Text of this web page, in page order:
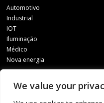
We value your
Automotivo
Industrial
IOT
Iluminação
Médico
Nova energia
MÍDIA SOCIAL